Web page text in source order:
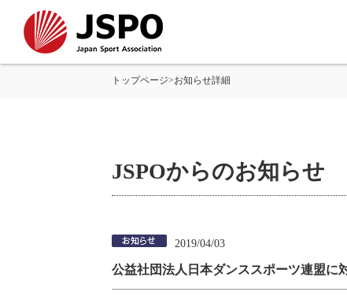
トップページ>お知らせ詳細
JSPOからのお知らせ
2019/04/03
公益社団法人日本ダンススポーツ連盟に